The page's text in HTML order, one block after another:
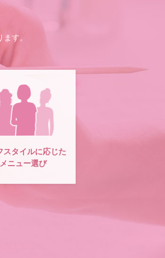
す。
スタイルに応じた
メニュー選び